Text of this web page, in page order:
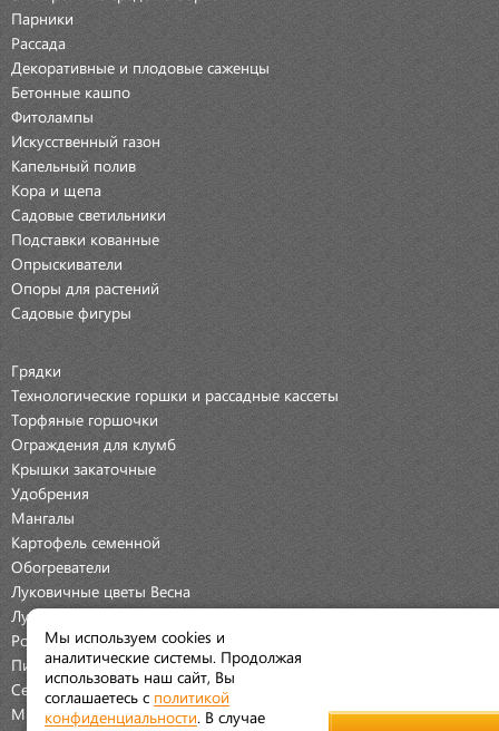
Парники
Рассада
Декоративные и плодовые саженцы
Бетонные кашпо
Фитолампы
Искусственный газон
Капельный полив
Кора и щепа
Садовые светильники
Подставки кованные
Опрыскиватели
Опоры для растений
Садовые фигуры
Грядки
Технологические горшки и рассадные кассеты
Торфяные горшочки
Ограждения для клумб
Крышки закаточные
Удобрения
Мангалы
Картофель семенной
Обогреватели
Луковичные цветы Весна
Луковичные цветы Осень
Розы
Пионы
Семена Овощей
Мраморная крошка
Мы используем cookies и
аналитические системы. Продолжая
использовать наш сайт, Вы
соглашаетесь с политикой
конфиденциальности . В случае